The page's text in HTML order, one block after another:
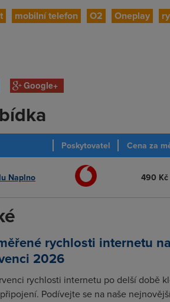
mobilní telefon O2 Oneplay
Google+
Poskytovatel Cena za
Naplno 490 Kč
rychlosti internetu
2026
rychlosti internetu po delší době
Podívejte se na naše